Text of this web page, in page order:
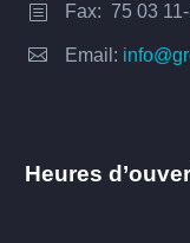
b
b Fax: 75 03

 Email:
Heures